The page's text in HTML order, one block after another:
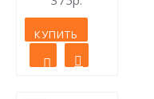
КУПИТЬ